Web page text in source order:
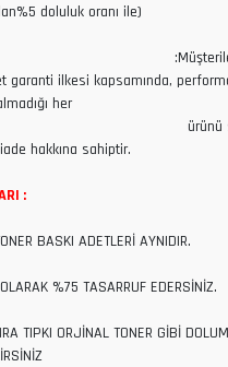
doluluk oranı ile)
:Müşterilerimiz
garanti ilkesi kapsamında,
her
süre
hakkına sahiptir.
:
BASKI ADETLERİ AYNIDIR.
%75 TASARRUF EDERSİNİZ.
TIPKI ORJİNAL TONER GİBİ DOLUM